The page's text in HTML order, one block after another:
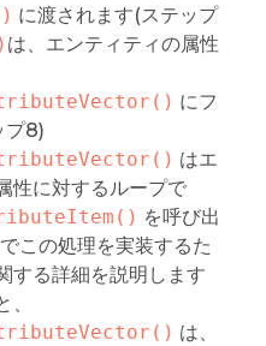
に渡されます(ステップ
は、エンティティの属性
にフ
プ8)
はエ
性に対するループで
を呼び出
この処理を実装するた
する詳細を説明します
は、